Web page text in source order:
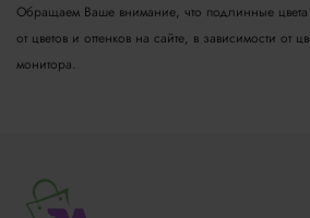
Обращаем Ваше внимание, что подлинные цвета
от цветов и оттенков на сайте, в зависимости от
монитора.